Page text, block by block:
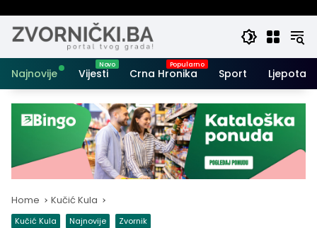
Najnovije Vijesti Crna Hronika Sport Ljepota i
Home Kučić Kula
Kučić Kula Najnovije Zvornik